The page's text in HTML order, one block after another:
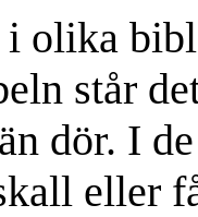
olika
står
dör. I
eller